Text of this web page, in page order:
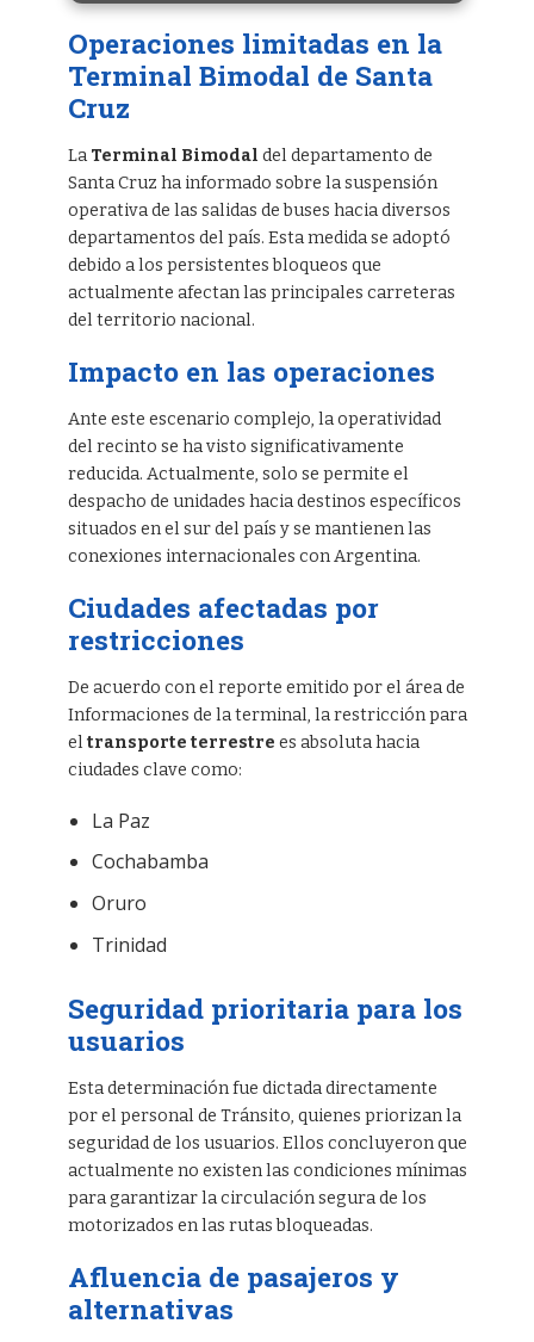
Operaciones limitadas en la
Terminal Bimodal de Santa
Cruz
La Terminal Bimodal del departamento de
Santa Cruz ha informado sobre la suspensión
operativa de las salidas de buses hacia diversos
departamentos del país. Esta medida se adoptó
debido a los persistentes bloqueos que
actualmente afectan las principales carreteras
del territorio nacional.
Impacto en las operaciones
Ante este escenario complejo, la operatividad
del recinto se ha visto significativamente
reducida. Actualmente, solo se permite el
despacho de unidades hacia destinos específicos
situados en el sur del país y se mantienen las
conexiones internacionales con Argentina.
Ciudades afectadas por
restricciones
De acuerdo con el reporte emitido por el área de
Informaciones de la terminal, la restricción para
el transporte terrestre es absoluta hacia
ciudades clave como:
La Paz
Cochabamba
Oruro
Trinidad
Seguridad prioritaria para los
usuarios
Esta determinación fue dictada directamente
por el personal de Tránsito, quienes priorizan la
seguridad de los usuarios. Ellos concluyeron que
actualmente no existen las condiciones mínimas
para garantizar la circulación segura de los
motorizados en las rutas bloqueadas.
Afluencia de pasajeros y
alternativas